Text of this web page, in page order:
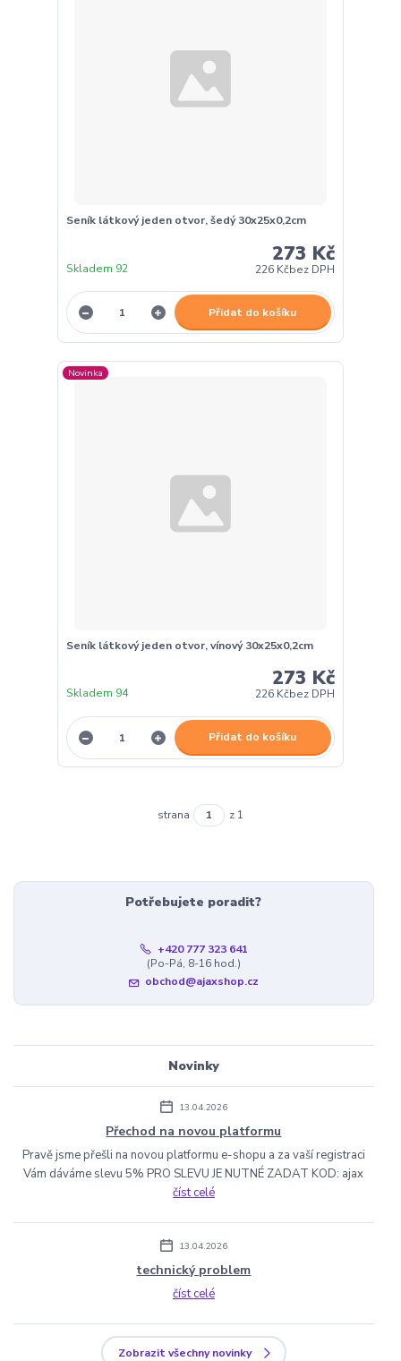
Seník látkový jeden otvor, šedý 30x25x0,2cm
273 Kč
226 Kčbez DPH
Skladem 92
Přidat do košíku
Novinka
Seník látkový jeden otvor, vínový 30x25x0,2cm
273 Kč
226 Kčbez DPH
Skladem 94
Přidat do košíku
strana z 1
Potřebujete poradit?
+420 777 323 641
(Po-Pá, 8-16 hod.)
obchod@ajaxshop.cz
Novinky
13.04.2026
Přechod na novou platformu
Pravě jsme přešli na novou platformu e-shopu a za vaší registraci
Vám dáváme slevu 5% PRO SLEVU JE NUTNÉ ZADAT KOD: ajax
číst celé
13.04.2026
technický problem
číst celé
Zobrazit všechny novinky